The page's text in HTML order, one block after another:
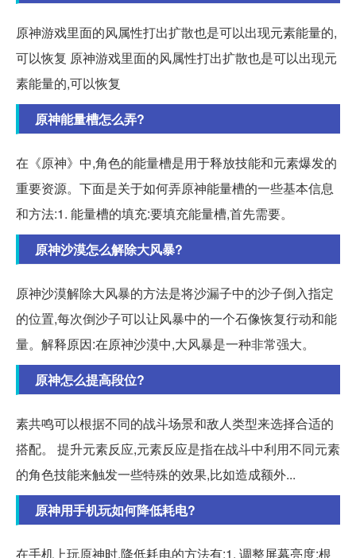
原神游戏里面的风属性打出扩散也是可以出现元素能量的,
可以恢复 原神游戏里面的风属性打出扩散也是可以出现元
素能量的,可以恢复
原神能量槽怎么弄?
在《原神》中,角色的能量槽是用于释放技能和元素爆发的
重要资源。下面是关于如何弄原神能量槽的一些基本信息
和方法:1. 能量槽的填充:要填充能量槽,首先需要。
原神沙漠怎么解除大风暴?
原神沙漠解除大风暴的方法是将沙漏子中的沙子倒入指定
的位置,每次倒沙子可以让风暴中的一个石像恢复行动和能
量。解释原因:在原神沙漠中,大风暴是一种非常强大。
原神怎么提高段位?
素共鸣可以根据不同的战斗场景和敌人类型来选择合适的
搭配。 提升元素反应,元素反应是指在战斗中利用不同元素
的角色技能来触发一些特殊的效果,比如造成额外...
原神用手机玩如何降低耗电?
在手机上玩原神时,降低耗电的方法有:1. 调整屏幕亮度:根